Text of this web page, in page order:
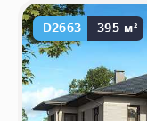
D2663 395 м²